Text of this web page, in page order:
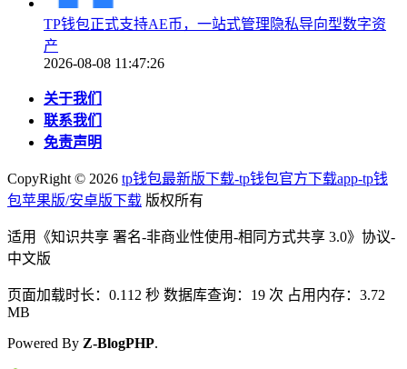
TP钱包正式支持AE币，一站式管理隐私导向型数字资
产
2026-08-08 11:47:26
关于我们
联系我们
免责声明
CopyRight © 2026 tp钱包最新版下载-tp钱包官方下载app-tp钱
包苹果版/安卓版下载 版权所有
适用《知识共享 署名-非商业性使用-相同方式共享 3.0》协议-
中文版
页面加载时长：0.112 秒 数据库查询：19 次 占用内存：3.72
MB
Powered By Z-BlogPHP.